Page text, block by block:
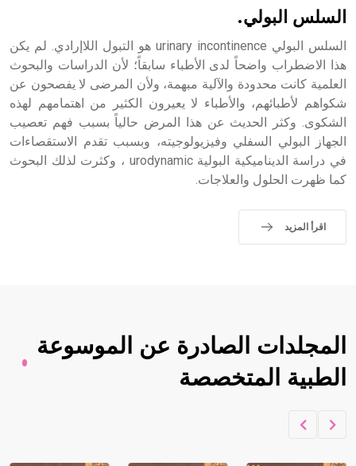
- هل تعلم أن الأبجدية الكنعانية تتألف من /22/ علامة كتابية
sign تكتب منفصلة غير متصلة، وتعتمد المبدأ الأكوروفوني،
حيث تقتصر القيمة الصوتية للعلامة الك
السلس البولي.
السلس البولي urinary incontinence هو التبول اللاإرادي. لم يكن
هذا الاضطراب واضحاً لدى الأطباء سابقاً؛ لأن الدراسات والبحوث
العلمية كانت محدودة والآلية مبهمة، ولأن المرضى لا يفصحون عن
شكواهم لأطبائهم، والأطباء لا يعيرون الكثير من اهتمامهم لهذه
الشكوى. وكثر الحديث عن هذا المرض حالياً بسبب فهم تعصيب
الجهاز البولي السفلي وفيزيولوجيته، وبسبب تقدم الاستقصاءات
في دراسة الديناميكية البولية urodynamic ، وكثرت لذلك البحوث
كما ظهرت الحلول والعلاجات.
اقرأ المزيد
المجلدات الصادرة عن الموسوعة
الطبية المتخصصة